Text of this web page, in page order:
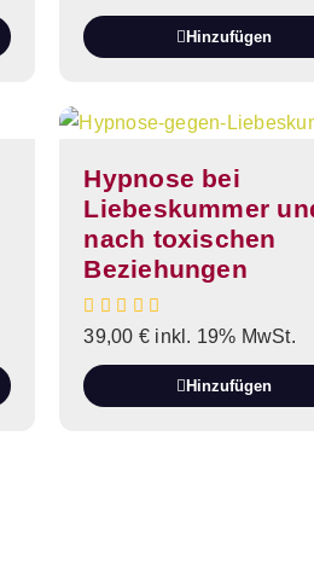
Hinzufügen
Hypnose bei
Liebeskummer
nach toxischen
Beziehungen
39,00 € inkl. 19% MwSt.
Hinzufügen